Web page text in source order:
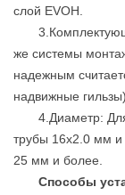
слой EVOH.
же системы
надежным
надвижные гильзы).
4.Диаметр: Для
трубы 16x2.0 мм
25 мм и более.
Способы